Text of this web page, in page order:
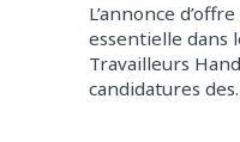
L’annonce
essentielle dans
Travailleurs
candidatures